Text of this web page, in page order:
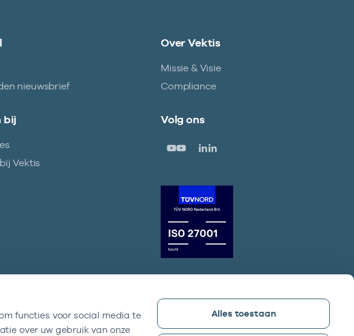
functies voor social media te
over uw gebruik van onze
Alles toestaan
nieuwsbrief
Over Vektis
Missie & Visie
Compliance
bij
Vektis
Volg ons
Vektis bezoekadres